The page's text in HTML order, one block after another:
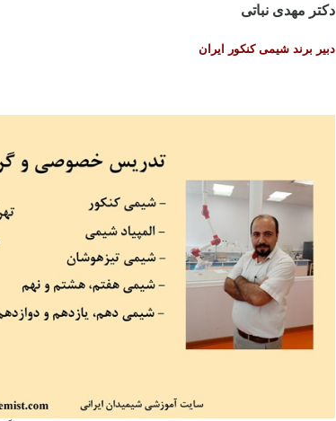
دکتر مهدی نباتی
دبیر برند شیمی کنکور ایران